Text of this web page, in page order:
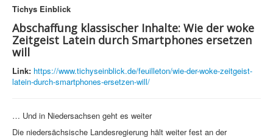
Tichys Einblick
Abschaffung klassischer Inhalte: Wie der woke
Zeitgeist Latein durch Smartphones ersetzen
will
Link: https://www.tichyseinblick.de/feuilleton/wie-der-woke-zeitgeist-
latein-durch-smartphones-ersetzen-will/
… Und in Niedersachsen geht es weiter
Die niedersächsische Landesregierung hält weiter fest an der